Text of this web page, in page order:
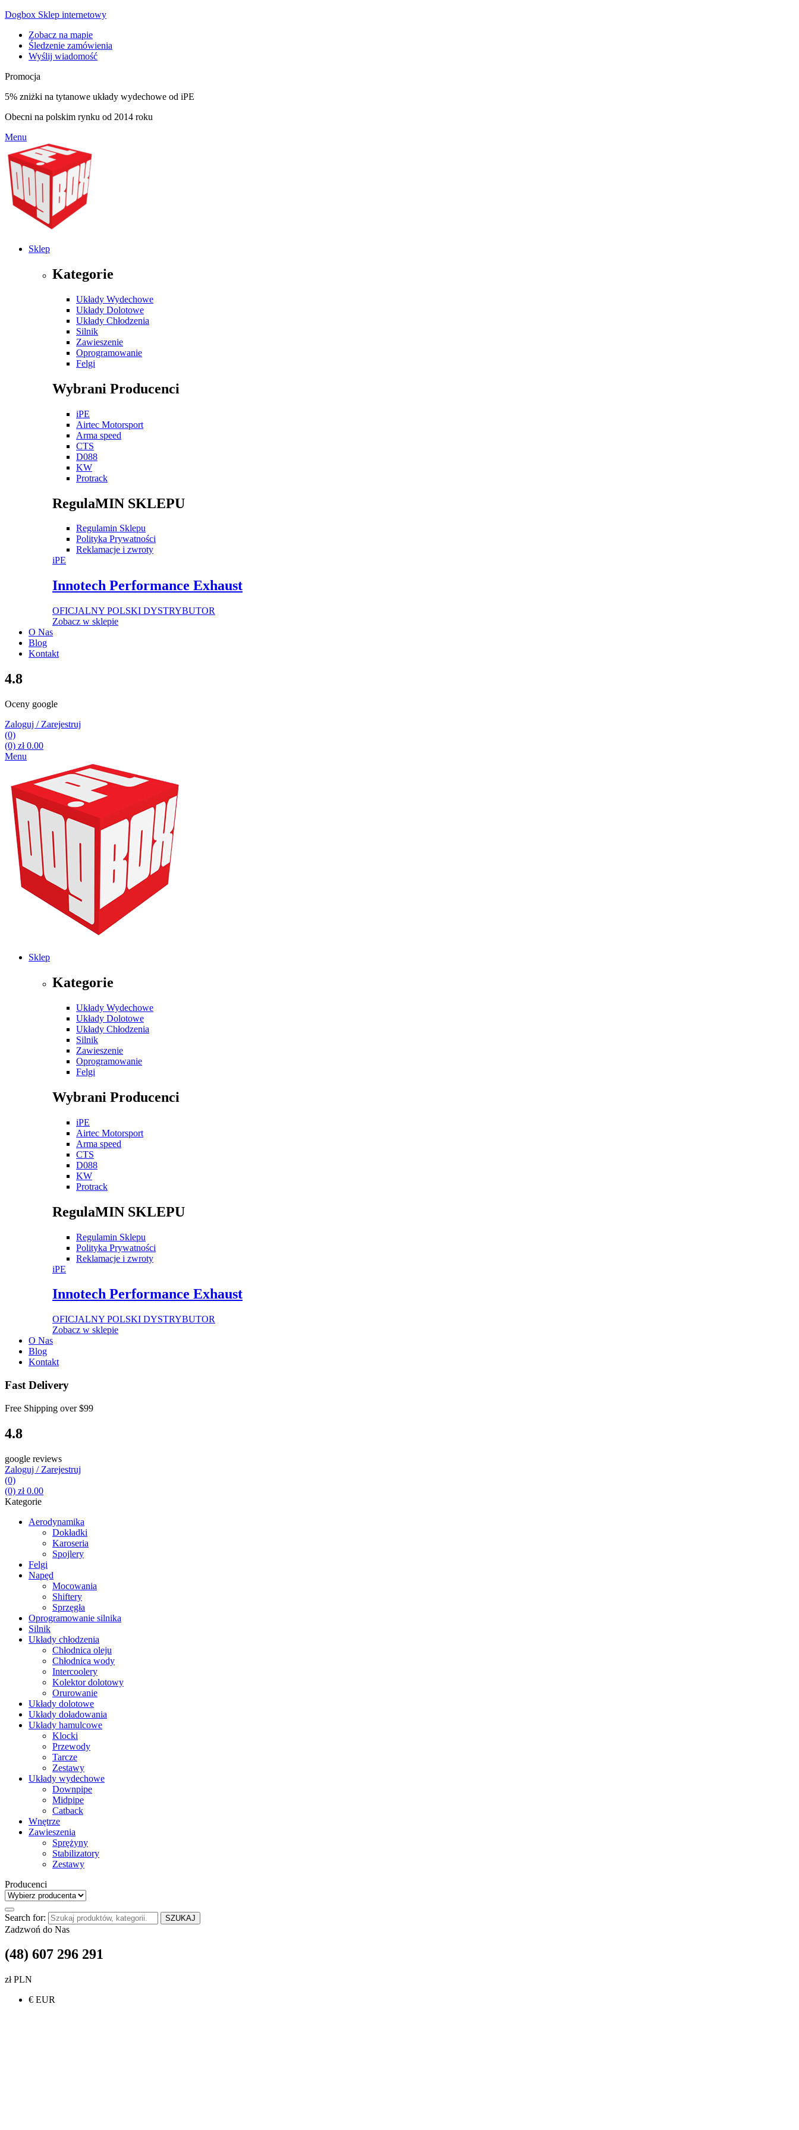
Dogbox Sklep internetowy
Zobacz na mapie
Śledzenie zamówienia
Wyślij wiadomość
Promocja
5% zniżki na tytanowe układy wydechowe od iPE
Obecni na polskim rynku od 2014 roku
Menu
Sklep
Kategorie
Układy Wydechowe
Układy Dolotowe
Układy Chłodzenia
Silnik
Zawieszenie
Oprogramowanie
Felgi
Wybrani Producenci
iPE
Airtec Motorsport
Arma speed
CTS
D088
KW
Protrack
RegulaMIN SKLEPU
Regulamin Sklepu
Polityka Prywatności
Reklamacje i zwroty
iPE
Innotech Performance Exhaust
OFICJALNY POLSKI DYSTRYBUTOR
Zobacz w sklepie
O Nas
Blog
Kontakt
4.8
Oceny google
Zaloguj / Zarejestruj
(0)
(0) zł0.00
Menu
Sklep
Kategorie
Układy Wydechowe
Układy Dolotowe
Układy Chłodzenia
Silnik
Zawieszenie
Oprogramowanie
Felgi
Wybrani Producenci
iPE
Airtec Motorsport
Arma speed
CTS
D088
KW
Protrack
RegulaMIN SKLEPU
Regulamin Sklepu
Polityka Prywatności
Reklamacje i zwroty
iPE
Innotech Performance Exhaust
OFICJALNY POLSKI DYSTRYBUTOR
Zobacz w sklepie
O Nas
Blog
Kontakt
Fast Delivery
Free Shipping over$99
4.8
google reviews
Zaloguj / Zarejestruj
(0)
(0) zł0.00
Kategorie
Aerodynamika
Dokładki
Karoseria
Spojlery
Felgi
Napęd
Mocowania
Shiftery
Sprzęgła
Oprogramowanie silnika
Silnik
Układy chłodzenia
Chłodnica oleju
Chłodnica wody
Intercoolery
Kolektor dolotowy
Orurowanie
Układy dolotowe
Układy doładowania
Układy hamulcowe
Klocki
Przewody
Tarcze
Zestawy
Układy wydechowe
Downpipe
Midpipe
Catback
Wnętrze
Zawieszenia
Sprężyny
Stabilizatory
Zestawy
Producenci
Search for: SZUKAJ
Zadzwoń do Nas
(48) 607 296 291
zł PLN
€ EUR